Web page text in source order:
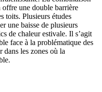
offre une double barrière
toits. Plusieurs études
une baisse de plusieurs
de chaleur estivale. Il s’agit
face à la problématique des
les zones où la